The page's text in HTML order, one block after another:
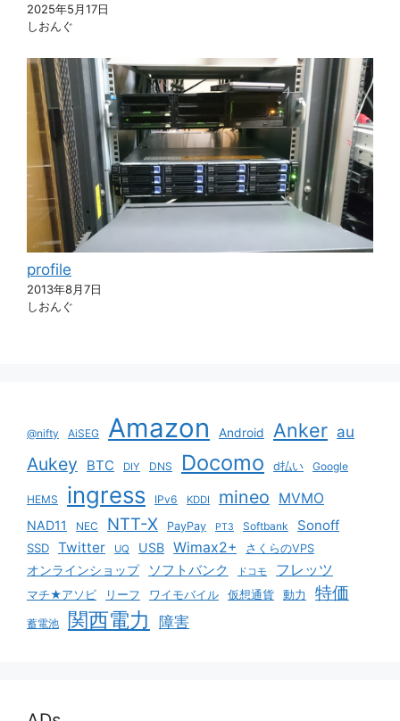
2025年5月17日
しおんぐ
profile
2013年8月7日
しおんぐ
@nifty AiSEG Amazon Android Anker au
Aukey BTC DIY DNS Docomo d払い Google
HEMS ingress IPv6 KDDI mineo MVMO
NAD11 NEC NTT-X PayPay PT3 Softbank Sonoff
SSD Twitter UQ USB Wimax2+ さくらのVPS
オンラインショップ ソフトバンク ドコモ フレッツ
マチ★アソビ リーフ ワイモバイル 仮想通貨 動力 特価
蓄電池 関西電力 障害